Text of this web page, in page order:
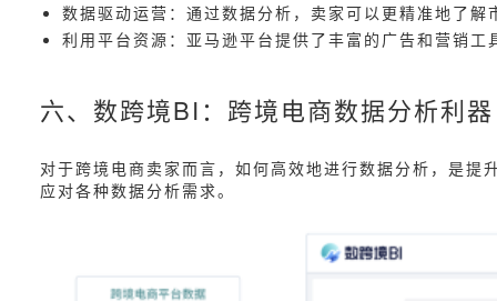
数据驱动运营：通过数据分析，卖家可以更精准地了
利用平台资源：亚马逊平台提供了丰富的广告和营销
六、数跨境BI：跨境电商数据分析利器
对于跨境电商卖家而言，如何高效地进行数据分析，是
应对各种数据分析需求。